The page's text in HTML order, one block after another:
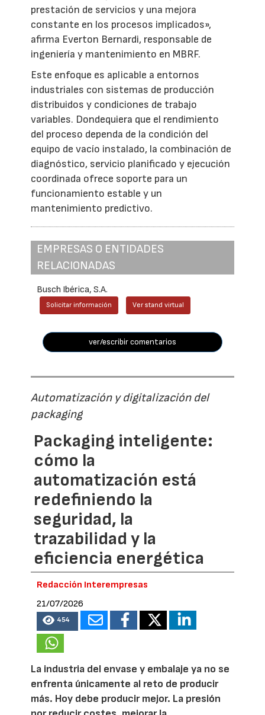
prestación de servicios y una mejora
constante en los procesos implicados»,
afirma Everton Bernardi, responsable de
ingeniería y mantenimiento en MBRF.
Este enfoque es aplicable a entornos
industriales con sistemas de producción
distribuidos y condiciones de trabajo
variables. Dondequiera que el rendimiento
del proceso dependa de la condición del
equipo de vacío instalado, la combinación de
diagnóstico, servicio planificado y ejecución
coordinada ofrece soporte para un
funcionamiento estable y un
mantenimiento predictivo.
EMPRESAS O ENTIDADES
RELACIONADAS
Busch Ibérica, S.A.
Solicitar información Ver stand virtual
ver/escribir comentarios
Automatización y digitalización del
packaging
Packaging inteligente:
cómo la
automatización está
redefiniendo la
seguridad, la
trazabilidad y la
eficiencia energética
Redacción Interempresas
21/07/2026
454
La industria del envase y embalaje ya no se
enfrenta únicamente al reto de producir
más. Hoy debe producir mejor. La presión